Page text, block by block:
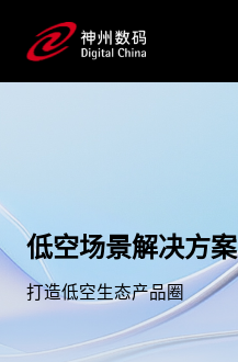
低空场景解决方案
打造低空生态产品圈